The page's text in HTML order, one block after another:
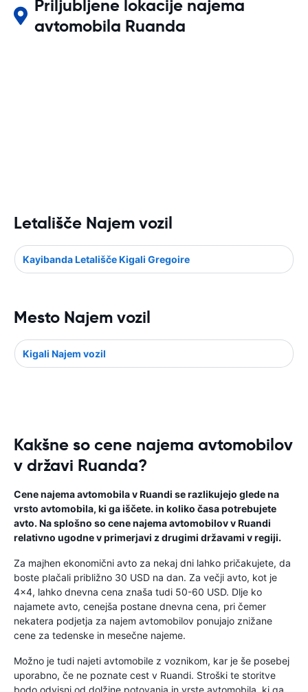
Priljubljene lokacije najema
avtomobila Ruanda
Letališče Najem vozil
Kayibanda Letališče Kigali Gregoire
Mesto Najem vozil
Kigali Najem vozil
Kakšne so cene najema avtomobilov
v državi Ruanda?
Cene najema avtomobila v Ruandi se razlikujejo glede na
vrsto avtomobila, ki ga iščete. in koliko časa potrebujete
avto. Na splošno so cene najema avtomobilov v Ruandi
relativno ugodne v primerjavi z drugimi državami v regiji.
Za majhen ekonomični avto za nekaj dni lahko pričakujete, da
boste plačali približno 30 USD na dan. Za večji avto, kot je
4x4, lahko dnevna cena znaša tudi 50-60 USD. Dlje ko
najamete avto, cenejša postane dnevna cena, pri čemer
nekatera podjetja za najem avtomobilov ponujajo znižane
cene za tedenske in mesečne najeme.
Možno je tudi najeti avtomobile z voznikom, kar je še posebej
uporabno, če ne poznate cest v Ruandi. Stroški te storitve
bodo odvisni od dolžine potovanja in vrste avtomobila, ki ga